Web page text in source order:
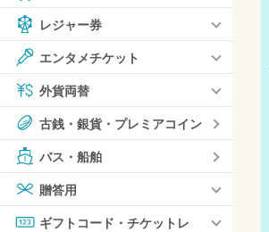
レジャー券
エンタメチケット
外貨両替
古銭・銀貨・プレミアコイン
バス・船舶
贈答用
ギフトコード・チケットレ